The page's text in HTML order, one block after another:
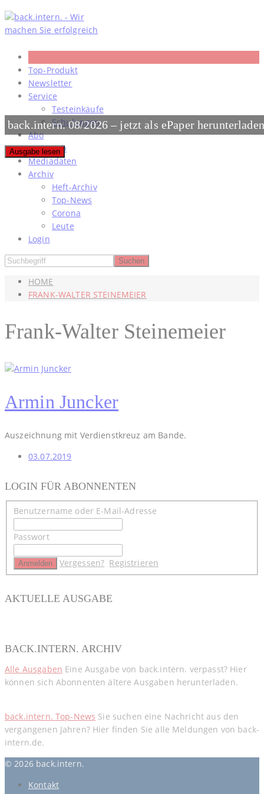
Skip
to
content
Top-Produkt
Newsletter
Service
Testeinkäufe
Schulungen
Abo
#meinjob
Mediadaten
Archiv
Heft-Archiv
Top-News
Corona
Leute
Login
HOME
FRANK-WALTER STEINEMEIER
Frank-Walter Steinemeier
Armin Juncker
Auszeichnung mit Verdienstkreuz am Bande.
03.07.2019
LOGIN FÜR ABONNENTEN
Benutzername oder E-Mail-Adresse
Passwort
Vergessen? Registrieren
AKTUELLE AUSGABE
back.intern. 08/2026 – jetzt als ePaper herunterladen
Ausgabe lesen
BACK.INTERN. ARCHIV
Alle Ausgaben Eine Ausgabe von back.intern. verpasst? Hier
können sich Abonnenten ältere Ausgaben herunterladen.
back.intern. Top-News Sie suchen eine Nachricht aus den
vergangenen Jahren? Hier finden Sie alle Meldungen von back-
intern.de.
© 2026 back.intern.
Kontakt